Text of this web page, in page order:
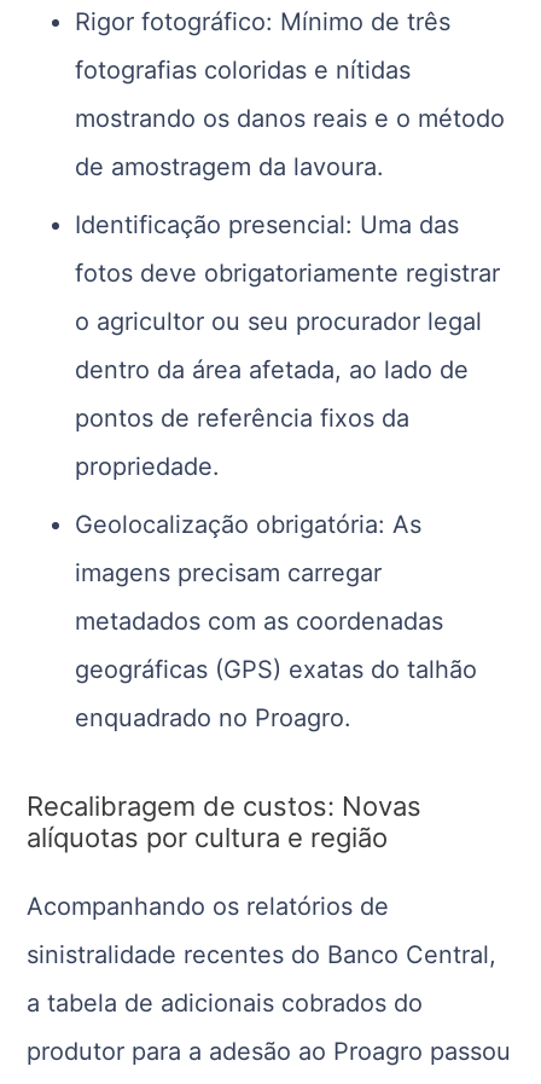
Rigor fotográfico: Mínimo de três
fotografias coloridas e nítidas
mostrando os danos reais e o método
de amostragem da lavoura.
Identificação presencial: Uma das
fotos deve obrigatoriamente registrar
o agricultor ou seu procurador legal
dentro da área afetada, ao lado de
pontos de referência fixos da
propriedade.
Geolocalização obrigatória: As
imagens precisam carregar
metadados com as coordenadas
geográficas (GPS) exatas do talhão
enquadrado no Proagro.
Recalibragem de custos: Novas
alíquotas por cultura e região
Acompanhando os relatórios de
sinistralidade recentes do Banco Central,
a tabela de adicionais cobrados do
produtor para a adesão ao Proagro passou